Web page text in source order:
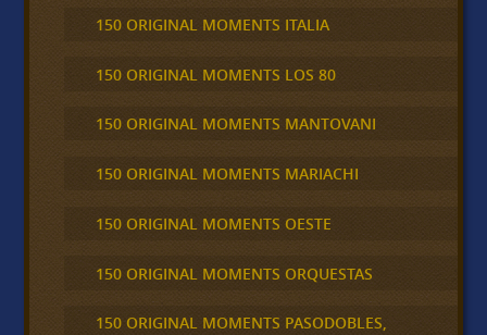
150 ORIGINAL MOMENTS ITALIA
150 ORIGINAL MOMENTS LOS 80
150 ORIGINAL MOMENTS MANTOVANI
150 ORIGINAL MOMENTS MARIACHI
150 ORIGINAL MOMENTS OESTE
150 ORIGINAL MOMENTS ORQUESTAS
150 ORIGINAL MOMENTS PASODOBLES,